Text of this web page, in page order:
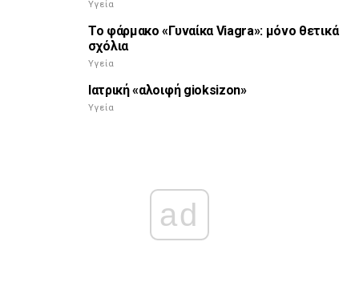
Υγεία
Το φάρμακο «Γυναίκα Viagra»: μόνο θετικά
σχόλια
Υγεία
Ιατρική «αλοιφή gioksizon»
Υγεία
ad